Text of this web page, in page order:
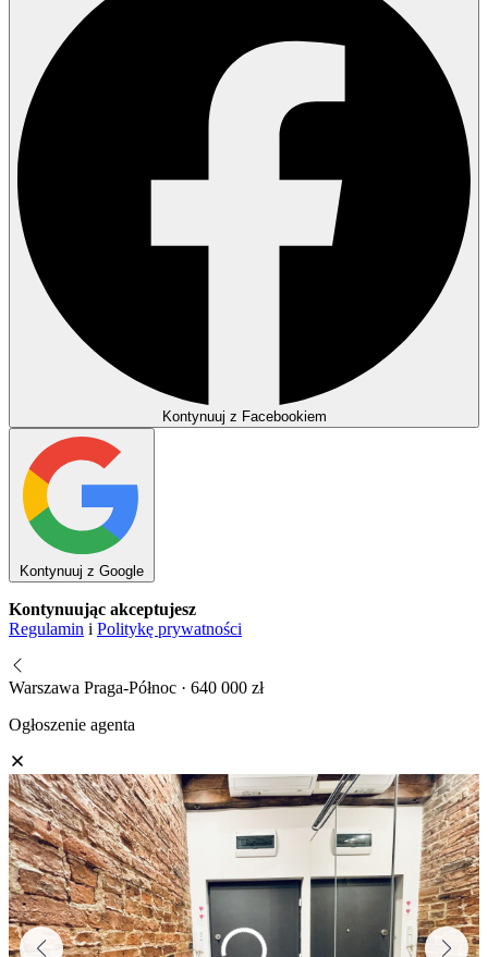
Kontynuuj z Facebookiem
Kontynuuj z Google
Kontynuując akceptujesz
Regulamin i Politykę prywatności
Warszawa Praga-Północ · 640 000 zł
Ogłoszenie agenta